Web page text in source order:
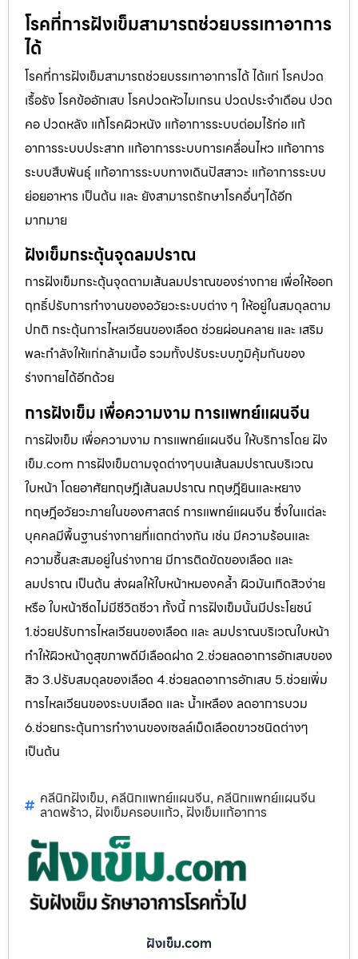
โรคที่การฝังเข็มสามารถช่วยบรรเทาอาการ
ได้
โรคที่การฝังเข็มสามารถช่วยบรรเทาอาการได้ ได้แก่ โรคปวด
เรื้อรัง โรคข้ออักเสบ โรคปวดหัวไมเกรน ปวดประจําเดือน ปวด
คอ ปวดหลัง แก้โรคผิวหนัง แก้อาการระบบต่อมไร้ท่อ แก้
อาการระบบประสาท แก้อาการระบบการเคลื่อนไหว แก้อาการ
ระบบสืบพันธุ์ แก้อาการระบบทางเดินปัสสาวะ แก้อาการระบบ
ย่อยอาหาร เป็นต้น และ ยังสามารถรักษาโรคอื่นๆได้อีก
มากมาย
ฝังเข็มกระตุ้นจุดลมปราณ
การฝังเข็มกระตุ้นจุดตามเส้นลมปราณของร่างกาย เพื่อให้ออก
ฤทธิ์ปรับการทำงานของอวัยวะระบบต่าง ๆ ให้อยู่ในสมดุลตาม
ปกติ กระตุ้นการไหลเวียนของเลือด ช่วยผ่อนคลาย และ เสริม
พละกำลังให้แก่กล้ามเนื้อ รวมทั้งปรับระบบภูมิคุ้มกันของ
ร่างกายได้อีกด้วย
การฝังเข็ม เพื่อความงาม การแพทย์แผนจีน
การฝังเข็ม เพื่อความงาม การแพทย์แผนจีน ให้บริการโดย ฝัง
เข็ม.com การฝังเข็มตามจุดต่างๆบนเส้นลมปราณบริเวณ
ใบหน้า โดยอาศัยทฤษฎีเส้นลมปราณ ทฤษฎียินและหยาง
ทฤษฎีอวัยวะภายในของศาสตร์ การแพทย์แผนจีน ซึ่งในแต่ละ
บุคคลมีพื้นฐานร่างกายที่แตกต่างกัน เช่น มีความร้อนและ
ความชื้นสะสมอยู่ในร่างกาย มีการติดขัดของเลือด และ
ลมปราณ เป็นต้น ส่งผลให้ใบหน้าหมองคล้ำ ผิวมันเกิดสิวง่าย
หรือ ใบหน้าซีดไม่มีชีวิตชีวา ทั้งนี้ การฝังเข็มนั้นมีประโยชน์
1.ช่วยปรับการไหลเวียนของเลือด และ ลมปราณบริเวณใบหน้า
ทำให้ผิวหน้าดูสุขภาพดีมีเลือดฝาด 2.ช่วยลดอาการอักเสบของ
สิว 3.ปรับสมดุลของเลือด 4.ช่วยลดอาการอักเสบ 5.ช่วยเพิ่ม
การไหลเวียนของระบบเลือด และ น้ำเหลือง ลดอาการบวม
6.ช่วยกระตุ้นการทำงานของเซลล์เม็ดเลือดขาวชนิดต่างๆ
เป็นต้น
คลีนิกฝังเข็ม, คลีนิกแพทย์แผนจีน, คลีนิกแพทย์แผนจีน
ลาดพร้าว, ฝังเข็มครอบแก้ว, ฝังเข็มแก้อาการ
ฝังเข็ม.com